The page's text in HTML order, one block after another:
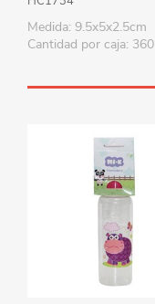
Medida: 9.5x5x2.5cm
Cantidad por caja: 360